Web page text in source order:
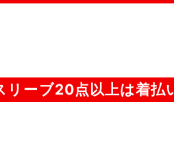
リーブ20点以上は着払